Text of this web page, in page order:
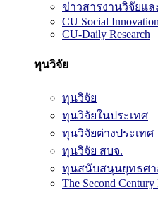
ข่าวสารงานวิจัยแ
CU Social
CU-Daily Research
ทุนวิจัย
ทุนวิจัย
ทุนวิจัยในประเทศ
ทุนวิจัยต่างประเทศ
ทุนวิจัย สบจ.
ทุนสนับสนุนยุทธศา
The Second